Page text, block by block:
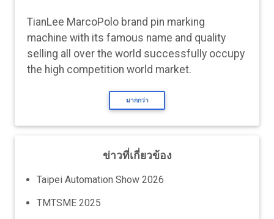
TianLee MarcoPolo brand pin marking
machine with its famous name and quality
selling all over the world successfully occupy
the high competition world market.
มากกว่า
ข่าวที่เกี่ยวข้อง
Taipei Automation Show 2026
TMTSME 2025